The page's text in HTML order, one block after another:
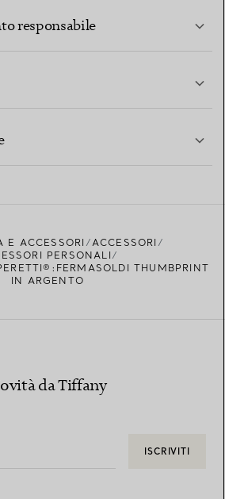
responsabile
E ACCESSORI
ACCESSORI
PERSONALI
THUMBPRINT
IN ARGENTO
da Tiffany
ISCRIVITI